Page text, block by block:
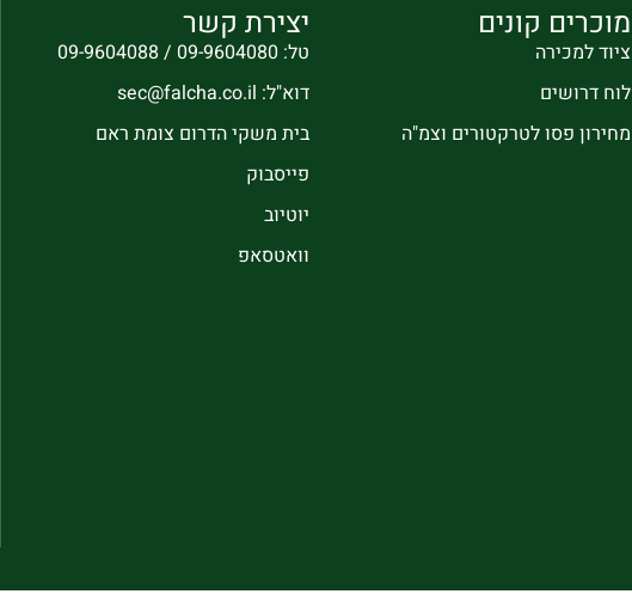
מוכרים קונים
ציוד למכירה
לוח דרושים
מחירון פסו לטרקטורים וצמ"ה
יצירת קשר
טל: 09-9604080 / 09-9604088
דוא"ל: sec@falcha.co.il
בית משקי הדרום צומת ראם
פייסבוק
יוטיוב
וואטסאפ